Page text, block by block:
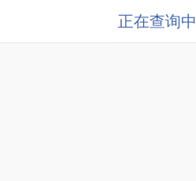
正在查询中